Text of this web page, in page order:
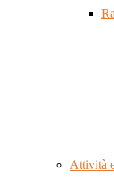
Attività